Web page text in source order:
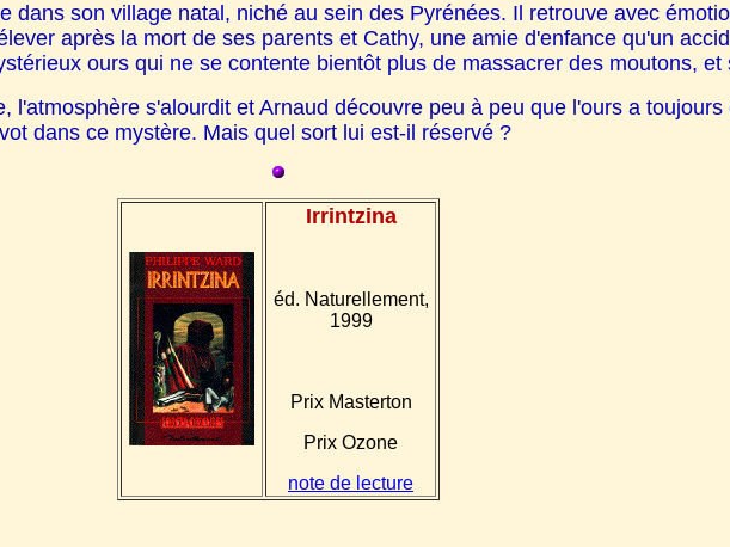
dans son village natal, niché au sein des Pyrénées. Il retrouve avec
après la mort de ses parents et Cathy, une amie d'enfance qu'un
ours qui ne se contente bientôt plus de massacrer des moutons, et
l'atmosphère s'alourdit et Arnaud découvre peu à peu que l'ours a
dans ce mystère. Mais quel sort lui est-il réservé ?
Irrintzina
éd. Naturellement,
1999
Prix Masterton
Prix Ozone
note de lecture